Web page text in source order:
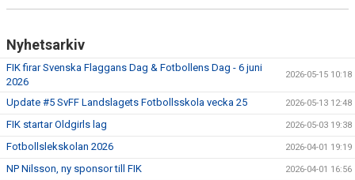
Nyhetsarkiv
FIK firar Svenska Flaggans Dag & Fotbollens Dag - 6 juni
2026
2026-05-15 10:18
Update #5 SvFF Landslagets Fotbollsskola vecka 25 2026-05-13 12:48
FIK startar Oldgirls lag 2026-05-03 19:38
Fotbollslekskolan 2026 2026-04-01 19:19
NP Nilsson, ny sponsor till FIK 2026-04-01 16:56